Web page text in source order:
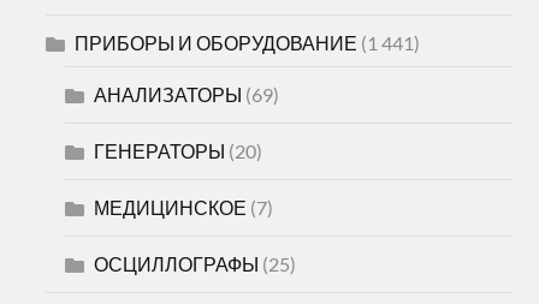
ПРИБОРЫ И ОБОРУДОВАНИЕ (1 441)
АНАЛИЗАТОРЫ (69)
ГЕНЕРАТОРЫ (20)
МЕДИЦИНСКОЕ (7)
ОСЦИЛЛОГРАФЫ (25)